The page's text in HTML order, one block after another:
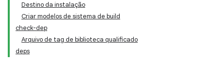
Destino da instalação
Criar modelos de sistema de build
check-dep
Arquivo de tag de biblioteca qualificado
deps